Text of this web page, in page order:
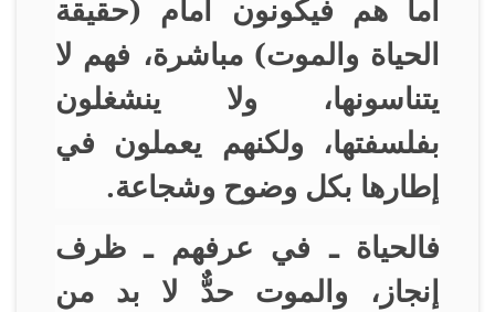
أما هم فيكونون أمام (حقيقة
الحياة والموت) مباشرة، فهم لا
يتناسونها، ولا ينشغلون
بفلسفتها، ولكنهم يعملون في
إطارها بكل وضوح وشجاعة.
فالحياة ـ في عرفهم ـ ظرف
إنجاز، والموت حدٌّ لا بد من